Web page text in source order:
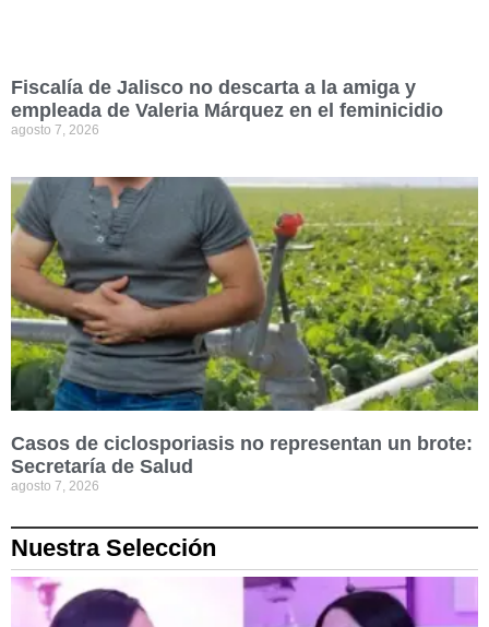
Fiscalía de Jalisco no descarta a la amiga y
empleada de Valeria Márquez en el feminicidio
agosto 7, 2026
Casos de ciclosporiasis no representan un brote:
Secretaría de Salud
agosto 7, 2026
Nuestra Selección